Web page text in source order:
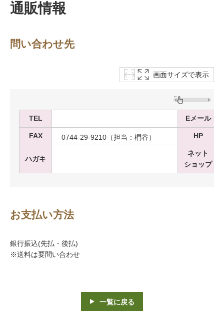
通販情報
問い合わせ先
画面サイズで表示
TEL Eメール
FAX 0744-29-9210（担当：椚谷） HP
ハガキ
ネット
ショップ
お支払い方法
銀行振込(先払・後払)
※送料は要問い合わせ
一覧に戻る